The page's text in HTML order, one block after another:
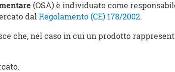
(OSA) è individuato come
dal Regolamento (CE) 178/2002.
che, nel caso in cui un prodotto